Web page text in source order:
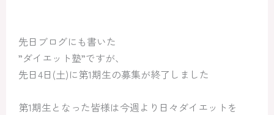
先日ブログにも書いた
”ダイエット塾”ですが、
先日4日(土)に第1期生の募集が終了しました
第1期生となった皆様は今週より日々ダイエットを